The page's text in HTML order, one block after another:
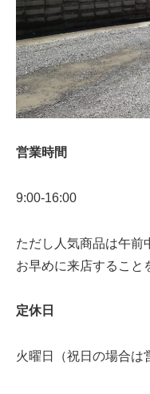
営業時間
9:00-16:00
ただし人気商品は午前
お早めに来店すること
定休日
火曜日（祝日の場合は